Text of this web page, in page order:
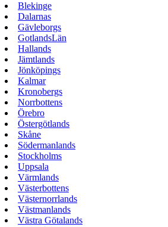
Blekinge
Dalarnas
Gävleborgs
GotlandsLän
Hallands
Jämtlands
Jönköpings
Kalmar
Kronobergs
Norrbottens
Örebro
Östergötlands
Skåne
Södermanlands
Stockholms
Uppsala
Värmlands
Västerbottens
Västernorrlands
Västmanlands
Västra Götalands